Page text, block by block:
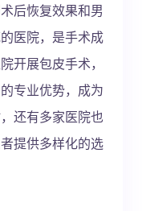
后恢复效果和男
医院，是手术成
开展包皮手术，
专业优势，成为
还有多家医院也
提供多样化的选